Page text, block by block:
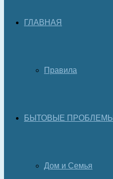
ГЛАВНАЯ
Правила
БЫТОВЫЕ ПРОБЛЕМЫ
Дом и Семья